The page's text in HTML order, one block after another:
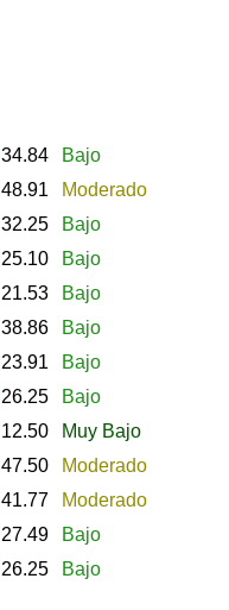
34.84
Bajo
48.91
Moderado
32.25
Bajo
25.10
Bajo
21.53
Bajo
38.86
Bajo
23.91
Bajo
26.25
Bajo
12.50
Muy Bajo
47.50
Moderado
41.77
Moderado
27.49
Bajo
26.25 Bajo